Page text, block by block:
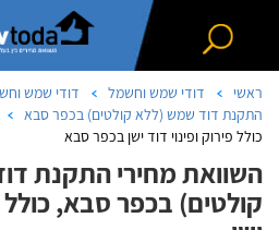
ראשי דודי שמש וחשמל
דודי שמש
התקנת דוד שמש (ללא קולטים) בכפר סבא
כולל פירוק ופינוי דוד ישן בכפר סבא
השוואת מחירי התקנת
קולטים) בכפר סבא, כולל